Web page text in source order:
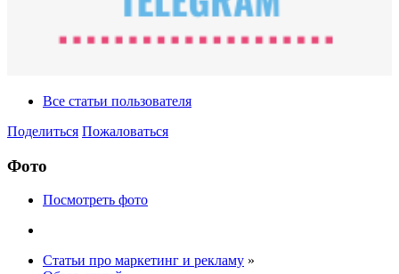
Все статьи пользователя
Поделиться Пожаловаться
Фото
Посмотреть фото
Статьи про маркетинг и рекламу »